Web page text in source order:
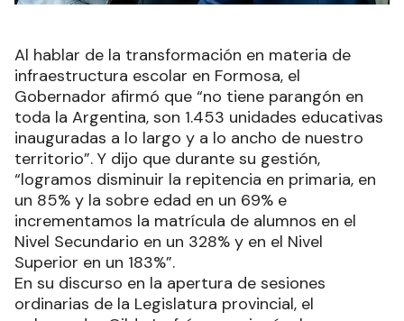
Al hablar de la transformación en materia de
infraestructura escolar en Formosa, el
Gobernador afirmó que “no tiene parangón en
toda la Argentina, son 1.453 unidades educativas
inauguradas a lo largo y a lo ancho de nuestro
territorio”. Y dijo que durante su gestión,
“logramos disminuir la repitencia en primaria, en
un 85% y la sobre edad en un 69% e
incrementamos la matrícula de alumnos en el
Nivel Secundario en un 328% y en el Nivel
Superior en un 183%”.
En su discurso en la apertura de sesiones
ordinarias de la Legislatura provincial, el